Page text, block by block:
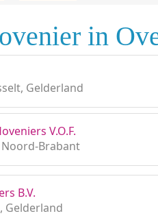
in
Gelderland
V.O.F.
Noord-Brabant
B.V.
Gelderland